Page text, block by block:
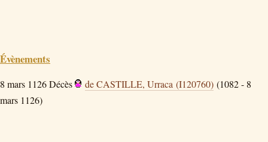
Évènements
8 mars 1126Décès de CASTILLE, Urraca (I120760) (1082 - 8
mars 1126)